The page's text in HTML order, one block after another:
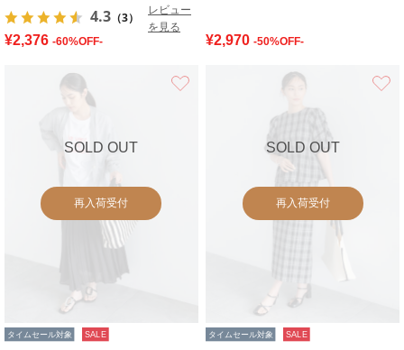
4.3 （3）
レビュー
を見る
¥2,376 -60%OFF- ¥2,970 -50%OFF-
SOLD OUT
再入荷受付
タイムセール対象 SALE
SOLD OUT
再入荷受付
タイムセール対象 SALE